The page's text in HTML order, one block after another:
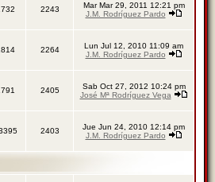
2243
Mar Mar 29, 2011 12:21 pm
J.M. Rodríguez Pardo
2264
Lun Jul 12, 2010 11:09 am
J.M. Rodríguez Pardo
2405
Sab Oct 27, 2012 10:24 pm
José Mª Rodríguez Vega
2403
Jue Jun 24, 2010 12:14 pm
J.M. Rodríguez Pardo